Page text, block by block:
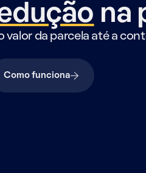
na
valor da parcela até a
Como funciona